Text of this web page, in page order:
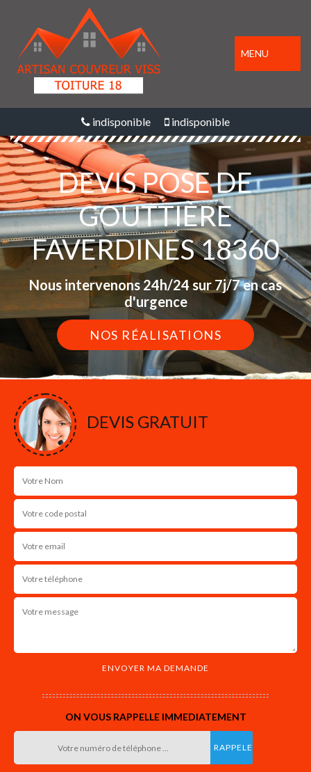
MENU
indisponible indisponible
DEVIS POSE DE
GOUTTIÈRE
FAVERDINES 18360
Nous intervenons 24h/24 sur 7j/7 en cas
d'urgence
NOS RÉALISATIONS
DEVIS GRATUIT
ON VOUS RAPPELLE IMMEDIATEMENT